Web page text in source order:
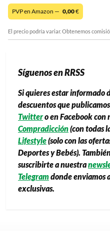
PVP en Amazon — 0,00€
El precio podría variar. Obtenemos
Síguenos en RRSS
Si quieres estar informado
descuentos que
Twittero en Facebook con
Compradicción(con todas
Lifestyle(solo con las
Deportes y Bebés).
suscribirte a nuestra
Telegramdonde enviamos
exclusivas.